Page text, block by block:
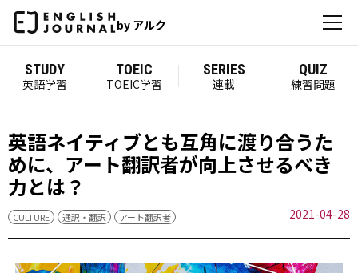
by アルク
STUDY
英語学習
TOEIC
TOEIC学習
SERIES
連載
QUIZ
練習問題
英語ネイティブとも互角に渡り合うた
めに、アート翻訳者が向上させるべき
力とは？
CULTURE 通訳・翻訳 アート翻訳者 2021-04-28